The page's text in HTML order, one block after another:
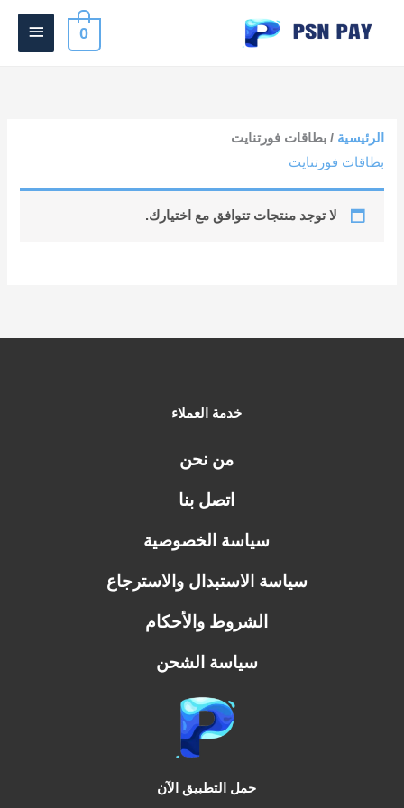
0
الرئيسية / بطاقات فورتنايت
بطاقات فورتنايت
لا توجد منتجات تتوافق مع اختيارك.
خدمة العملاء
من نحن
اتصل بنا
سياسة الخصوصية
سياسة الاستبدال والاسترجاع
الشروط والأحكام
سياسة الشحن
حمل التطبيق الآن